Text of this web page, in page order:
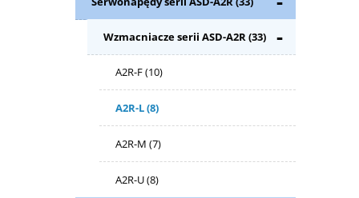
Wzmacniacze serii ASD-A2R(33)
A2R-F(10)
A2R-L(8)
A2R-M (7)
A2R-U(8)